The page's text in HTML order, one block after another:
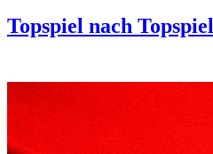
Topspiel nach Topspiel